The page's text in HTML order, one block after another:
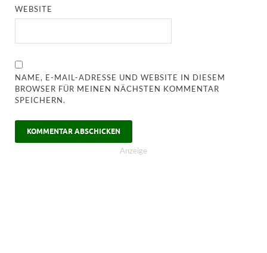
WEBSITE
NAME, E-MAIL-ADRESSE UND WEBSITE IN DIESEM
BROWSER FÜR MEINEN NÄCHSTEN KOMMENTAR
SPEICHERN.
Anzeige